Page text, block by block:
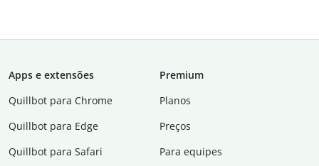
Apps e extensões
Quillbot para Chrome
Quillbot para Edge
Quillbot para Safari
Premium
Planos
Preços
Para equipes